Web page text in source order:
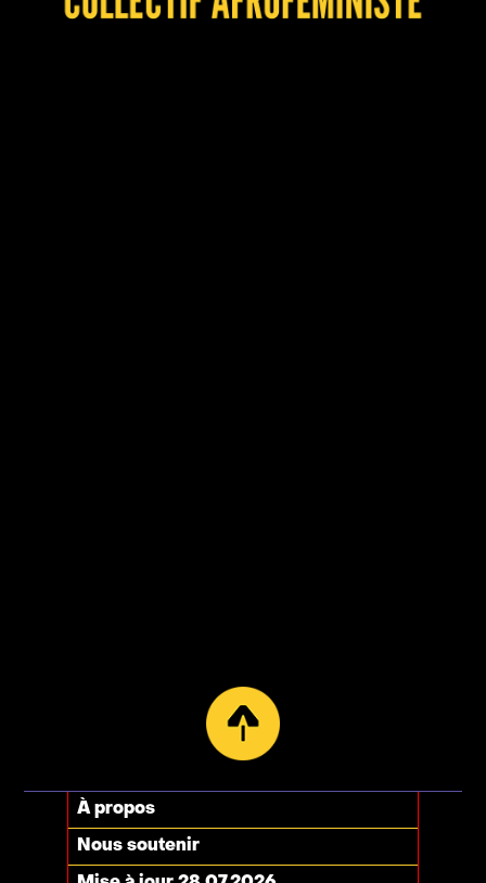
À propos
Nous soutenir